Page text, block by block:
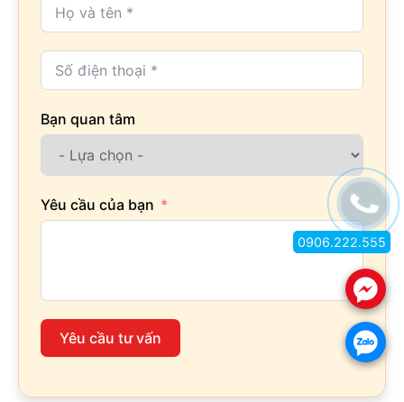
Bạn quan tâm
Yêu cầu của bạn
Yêu cầu tư vấn
.
.
0906.222.555